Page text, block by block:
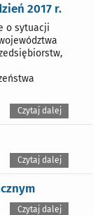
2017 r.
o sytuacji
Czytaj dalej
Czytaj dalej
Czytaj dalej